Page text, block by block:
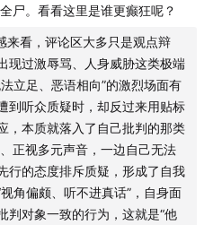
尸。看看这里是谁更癫狂呢？
来看，评论区大多只是观点辩
现过激辱骂、人身威胁这类极端
立足、恶语相向”的激烈场面有
到听众质疑时，却反过来用贴标
，本质就落入了自己批判的那类
正视多元声音，一边自己无法
行的态度排斥质疑，形成了自我
角偏颇、听不进真话”，自身面
判对象一致的行为，这就是“他